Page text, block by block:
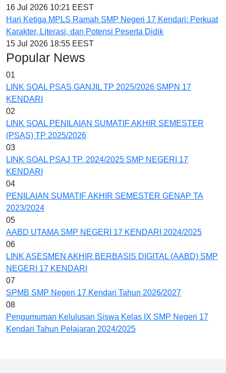
16 Jul 2026 10:21 EEST
Hari Ketiga MPLS Ramah SMP Negeri 17 Kendari: Perkuat
Karakter, Literasi, dan Potensi Peserta Didik
15 Jul 2026 18:55 EEST
Popular News
01
LINK SOAL PSAS GANJIL TP 2025/2026 SMPN 17
KENDARI
02
LINK SOAL PENILAIAN SUMATIF AKHIR SEMESTER
(PSAS) TP 2025/2026
03
LINK SOAL PSAJ TP. 2024/2025 SMP NEGERI 17
KENDARI
04
PENILAIAN SUMATIF AKHIR SEMESTER GENAP TA
2023/2024
05
AABD UTAMA SMP NEGERI 17 KENDARI 2024/2025
06
LINK ASESMEN AKHIR BERBASIS DIGITAL (AABD) SMP
NEGERI 17 KENDARI
07
SPMB SMP Negeri 17 Kendari Tahun 2026/2027
08
Pengumuman Kelulusan Siswa Kelas IX SMP Negeri 17
Kendari Tahun Pelajaran 2024/2025